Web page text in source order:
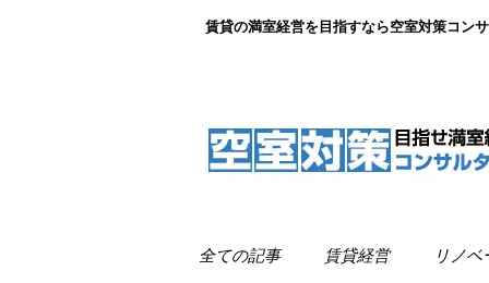
賃貸の満室経営を目指すなら空室対策コン
全ての記事 賃貸経営 リノベ